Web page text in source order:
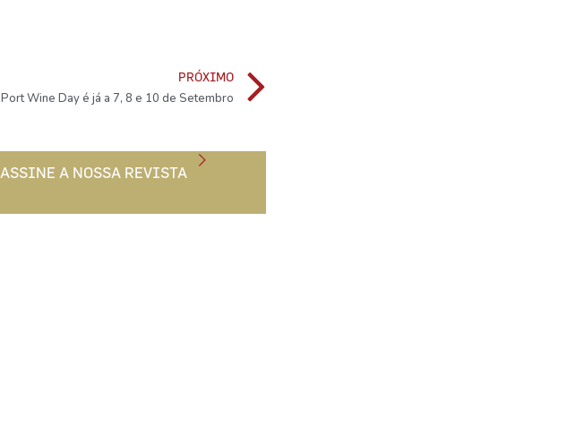
PRÓXIMO
Port Wine Day é já a 7, 8 e 10 de Setembro
ASSINE A NOSSA REVISTA